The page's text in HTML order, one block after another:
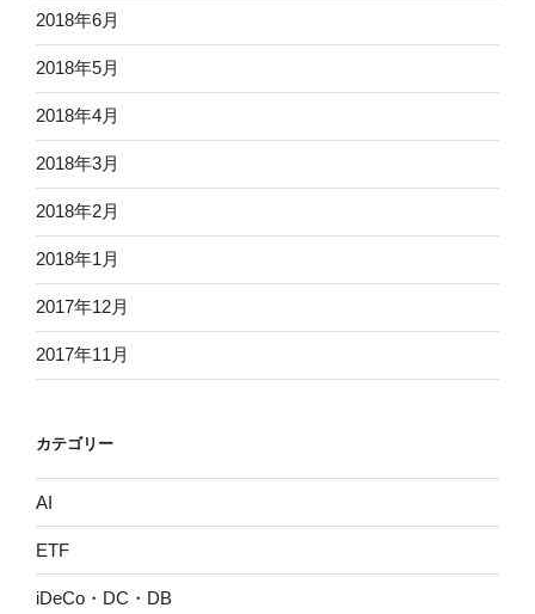
2018年6月
2018年5月
2018年4月
2018年3月
2018年2月
2018年1月
2017年12月
2017年11月
カテゴリー
AI
ETF
iDeCo・DC・DB